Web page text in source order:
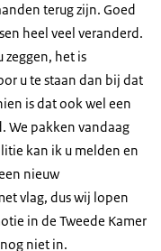
terug zijn. Goed
heel veel veranderd.
zeggen, het is
u te staan dan bij dat
is dat ook wel een
We pakken vandaag
kan ik u melden en
nieuw
vlag, dus wij lopen
in de Tweede Kamer
niet in.